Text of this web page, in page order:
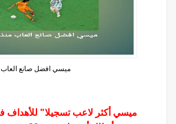
ميسي افضل صانع العاب